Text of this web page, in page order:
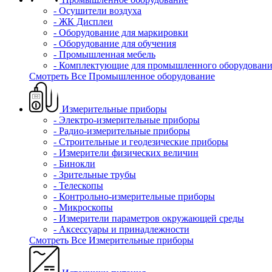
- Осушители воздуха
- ЖК Дисплеи
- Оборудование для маркировки
- Оборудование для обучения
- Промышленная мебель
- Комплектующие для промышленного
Смотреть Все Промышленное оборудование
Измерительные приборы
- Электро-измерительные приборы
- Радио-измерительные приборы
- Строительные и геодезические приборы
- Измерители физических величин
- Бинокли
- Зрительные трубы
- Телескопы
- Контрольно-измерительные приборы
- Микроскопы
- Измерители параметров окружающей среды
- Аксессуары и принадлежности
Смотреть Все Измерительные приборы